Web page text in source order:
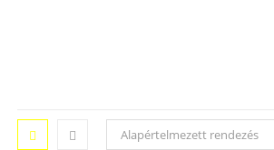
Alapértelmezett rendezés